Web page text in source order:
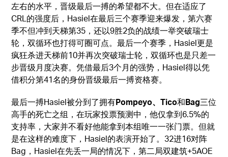
左右的水平，晋级最后一搏的希望都不大。但在适应了
CRL的强度后，Hasiel在最后三个赛季迎来爆发，第六赛
季不但冲到天梯第35，还以9胜2负的战绩一举突破瑞士
轮，双循环也打得可圈可点。最后一个赛季，Hasiel更是
疯狂杀进天梯前10并再次突破瑞士轮，双循环也是只差一
步晋级月度决赛。凭借最后3个月的强势，Hasiel得以凭
借积分第41名的身份晋级最后一搏资格赛。
最后一搏Hasiel被分到了拥有Pompeyo、Tico和Bag三位
高手的死亡之组，在玩家投票预测中，他仅拿到6.5%的
支持率，大家并不看好他能拿到本组唯一一张门票。但就
是在这样的难度下，Hasiel的表演开始了。32进16对阵
Bag，Hasiel在先丢一局的情况下，第二局双建筑+5AOE